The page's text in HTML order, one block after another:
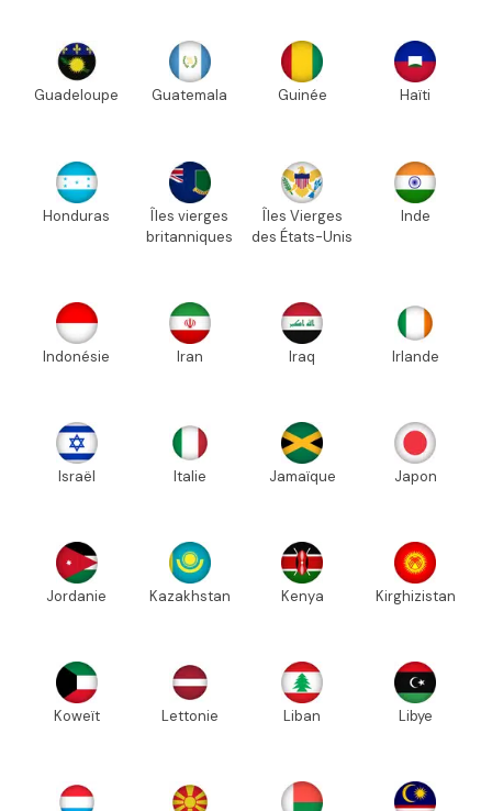
Guadeloupe Guatemala Guinée Haïti
Honduras
Îles vierges
britanniques
Îles Vierges
des États-Unis
Inde
Indonésie Iran Iraq Irlande
Israël Italie Jamaïque Japon
Jordanie Kazakhstan Kenya Kirghizistan
Koweït Lettonie Liban Libye